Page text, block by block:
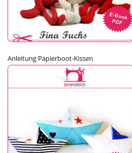
Anleitung Papierboot-Kissen